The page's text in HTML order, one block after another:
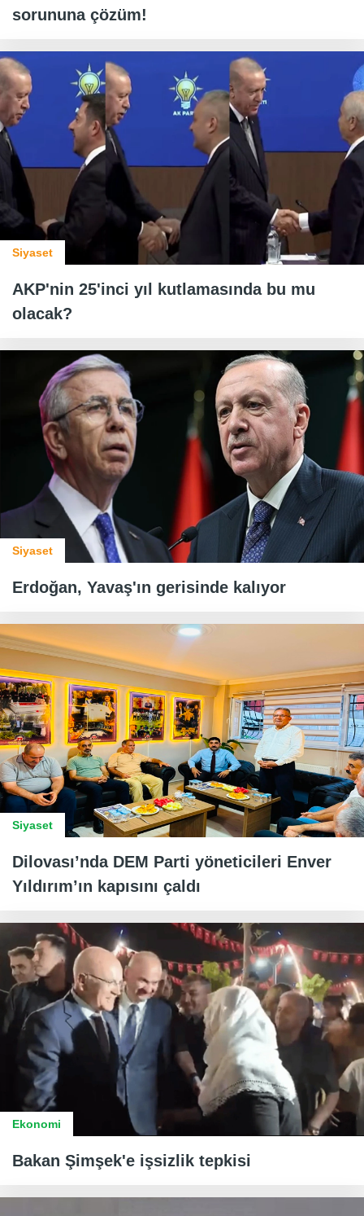
sorununa çözüm!
Siyaset
AKP'nin 25'inci yıl kutlamasında bu mu
olacak?
Siyaset
Erdoğan, Yavaş'ın gerisinde kalıyor
Siyaset
Dilovası’nda DEM Parti yöneticileri Enver
Yıldırım’ın kapısını çaldı
Ekonomi
Bakan Şimşek'e işsizlik tepkisi